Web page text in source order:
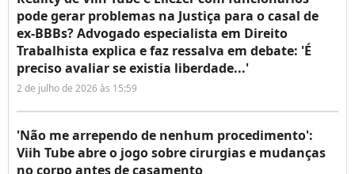
pode gerar problemas na Justiça para o casal de
ex-BBBs? Advogado especialista em Direito
Trabalhista explica e faz ressalva em debate: 'É
preciso avaliar se existia liberdade...'
2 de julho de 2026 às 15:59
'Não me arrependo de nenhum procedimento':
Viih Tube abre o jogo sobre cirurgias e mudanças
no corpo antes de casamento